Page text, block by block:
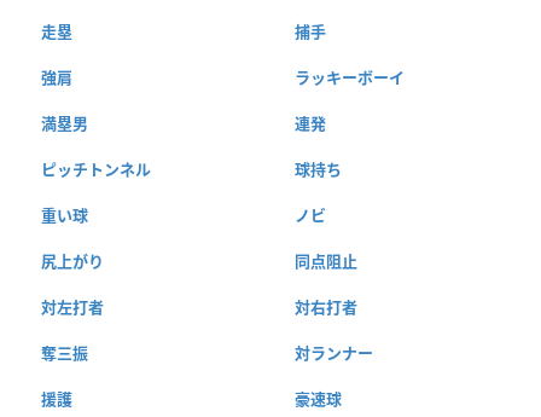
走塁 捕手
強肩 ラッキーボーイ
満塁男 連発
ピッチトンネル 球持ち
重い球 ノビ
尻上がり 同点阻止
対左打者 対右打者
奪三振 対ランナー
援護 豪速球